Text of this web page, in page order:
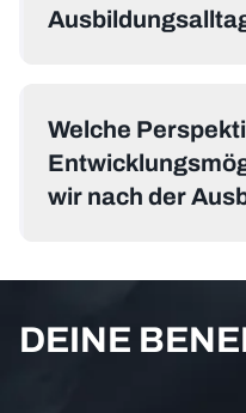
Welche
wir nach der
DEINE